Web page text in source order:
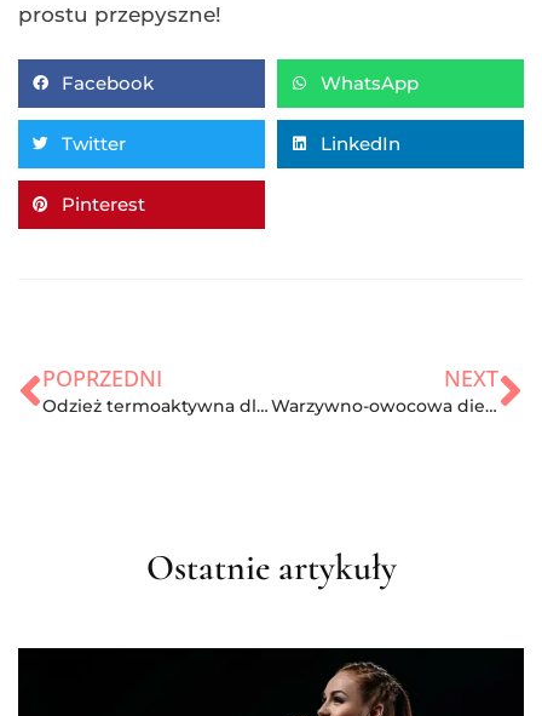
prostu przepyszne!
Facebook WhatsApp
Twitter LinkedIn
Pinterest
POPRZEDNI
Odzież termoaktywna dla sportowców: jak wybrać najlepszą bluzę termoaktywną?
NEXT
Warzywno-owocowa dieta dr Ewy Dąbrowskiej
Ostatnie artykuły